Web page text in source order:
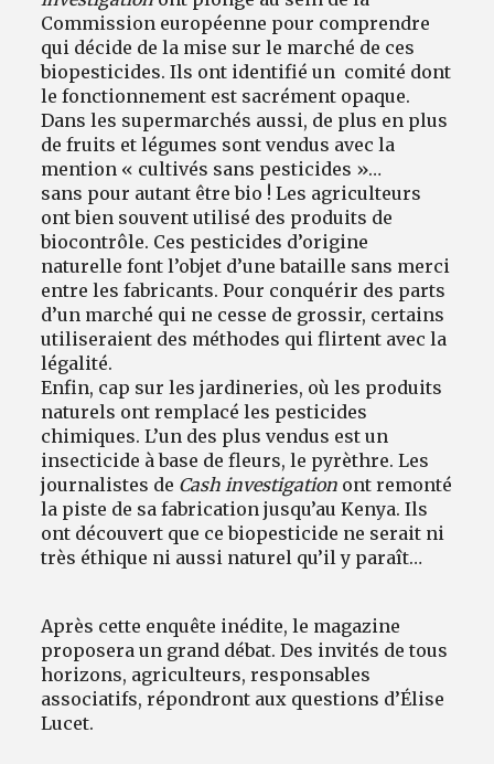
Commission européenne pour comprendre
qui décide de la mise sur le marché de ces
biopesticides. Ils ont identifié un comité dont
le fonctionnement est sacrément opaque.
Dans les supermarchés aussi, de plus en plus
de fruits et légumes sont vendus avec la
mention « cultivés sans pesticides »…
sans pour autant être bio ! Les agriculteurs
ont bien souvent utilisé des produits de
biocontrôle. Ces pesticides d’origine
naturelle font l’objet d’une bataille sans merci
entre les fabricants. Pour conquérir des parts
d’un marché qui ne cesse de grossir, certains
utiliseraient des méthodes qui flirtent avec la
légalité.
Enfin, cap sur les jardineries, où les produits
naturels ont remplacé les pesticides
chimiques. L’un des plus vendus est un
insecticide à base de fleurs, le pyrèthre. Les
journalistes de Cash investigation ont remonté
la piste de sa fabrication jusqu’au Kenya. Ils
ont découvert que ce biopesticide ne serait ni
très éthique ni aussi naturel qu’il y paraît…
Après cette enquête inédite, le magazine
proposera un grand débat. Des invités de tous
horizons, agriculteurs, responsables
associatifs, répondront aux questions d’Élise
Lucet.